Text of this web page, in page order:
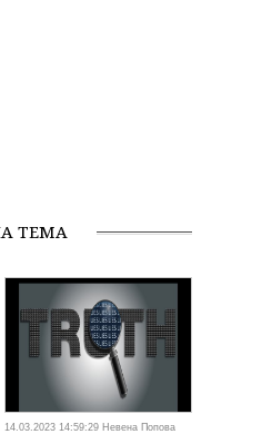
ТЕМА
14.03.2023 14:59:29 Невена Попова